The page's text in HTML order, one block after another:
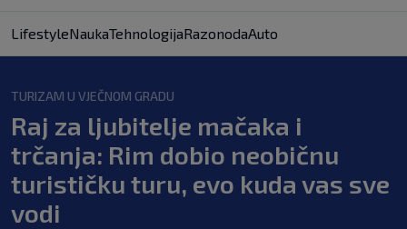
LifestyleNaukaTehnologijaRazonodaAuto
TURIZAM U VJEČNOM GRADU
Raj za ljubitelje mačaka i
trčanja: Rim dobio neobičnu
turističku turu, evo kuda vas sve
vodi